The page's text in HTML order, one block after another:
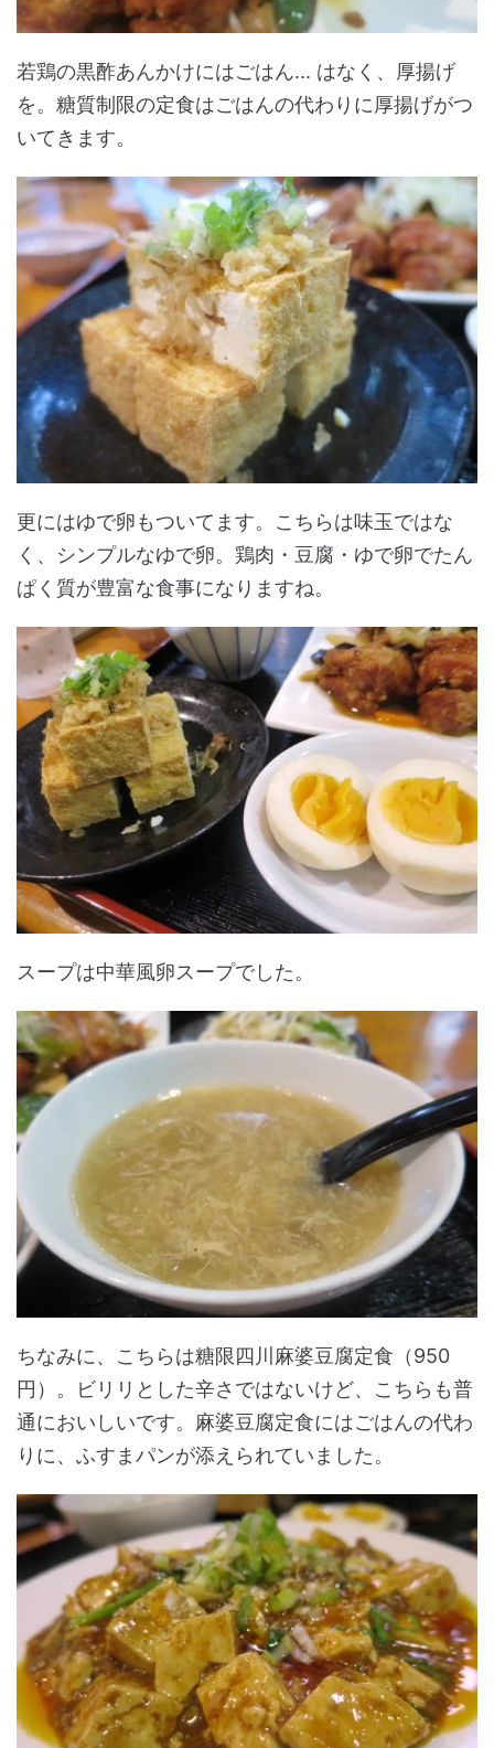
若鶏の黒酢あんかけにはごはん... はなく、厚揚げ
を。糖質制限の定食はごはんの代わりに厚揚げがつ
いてきます。
更にはゆで卵もついてます。こちらは味玉ではな
く、シンプルなゆで卵。鶏肉・豆腐・ゆで卵でたん
ぱく質が豊富な食事になりますね。
スープは中華風卵スープでした。
ちなみに、こちらは糖限四川麻婆豆腐定食（950
円）。ビリリとした辛さではないけど、こちらも普
通においしいです。麻婆豆腐定食にはごはんの代わ
りに、ふすまパンが添えられていました。